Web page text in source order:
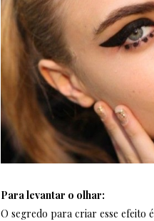
Para levantar o olhar:
O segredo para criar esse efeito é